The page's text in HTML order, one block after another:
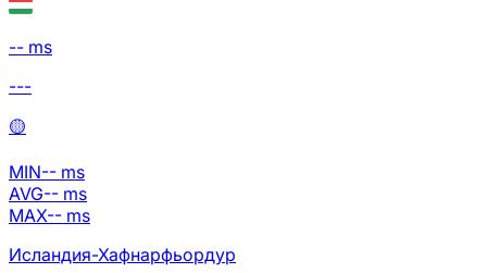
-- ms
---
🟡
MIN-- ms
AVG-- ms
MAX-- ms
Исландия-Хафнарфьордур